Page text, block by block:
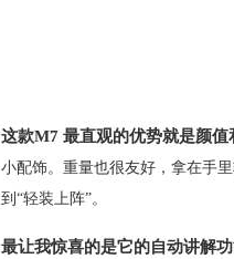
这款M7 最直观的优势就是颜值
小配饰。重量也很友好，拿在手
到 “轻装上阵”。
最让我惊喜的是它的自动讲解